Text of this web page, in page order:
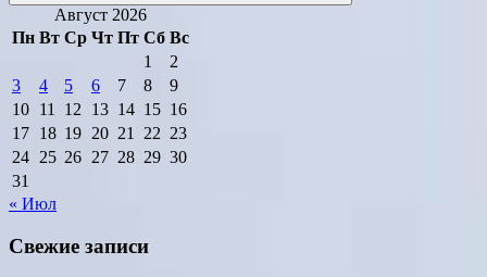
Поиск
Август 2026
Пн Вт Ср Чт Пт Сб Вс
1
2
3
4 5 6 7 8
9
10 11 12 13 14 15 16
17 18 19 20 21 22 23
24 25 26 27 28 29 30
31
« Июл
Свежие записи